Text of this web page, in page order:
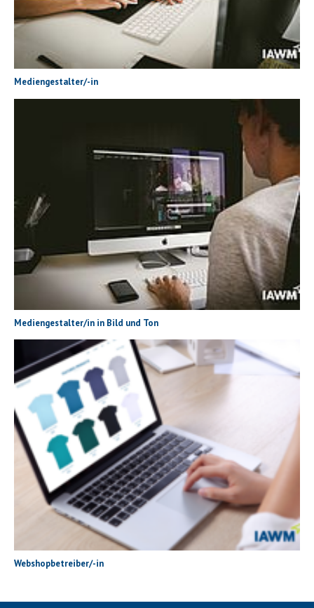
Mediengestalter/-in
Mediengestalter/in in Bild und Ton
Webshopbetreiber/-in